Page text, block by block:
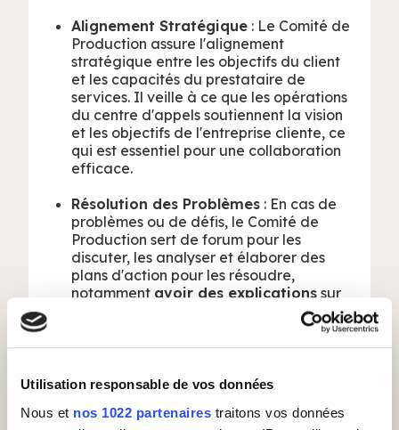
Utilisation responsable de vos données
Nous et nos 1022 partenaires traitons vos données
Alignement Stratégique : Le Comité de
Production assure l'alignement
stratégique entre les objectifs du client
et les capacités du prestataire de
services. Il veille à ce que les opérations
du centre d'appels soutiennent la vision
et les objectifs de l'entreprise cliente, ce
qui est essentiel pour une collaboration
efficace.
Résolution des Problèmes : En cas de
problèmes ou de défis, le Comité de
Production sert de forum pour les
discuter, les analyser et élaborer des
plans d'action pour les résoudre,
notamment avoir des explications sur
certaines données constatées dans les
Le Comité de Production favorise
identifiant des opportunités